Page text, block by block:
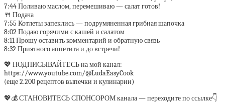
7:44 Поливаю маслом, перемешиваю — салат готов!
🍴 Подача
7:55 Котлеты запеклись — подрумяненная грибная шапочка
8:02 Подаю горячими с кашей и салатом
8:11 Прошу оставить комментарий и обратную связь
8:32 Приятного аппетита и до встречи!
💖 ПОДПИСЫВАЙТЕСЬ на мой канал:
https://www.youtube.com/@LudaEasyCook
(еще 2.200 рецептов выпечки и кулинарии)
💖💰 СТАНОВИТЕСЬ СПОНСОРОМ канала — переходите по ссылке👇